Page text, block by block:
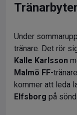
Under
tränare. Det rör
Kalle Karlsson
Malmö FF-
kommer att leda
Elfsborg på